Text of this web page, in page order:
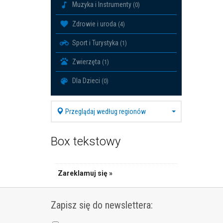
Muzyka i Instrumenty (0)
Zdrowie i uroda (4)
Sport i Turystyka (1)
Zwierzęta (1)
Dla Dzieci (0)
Przeglądaj według regionów
Box tekstowy
Zareklamuj się »
Zapisz się do newslettera: